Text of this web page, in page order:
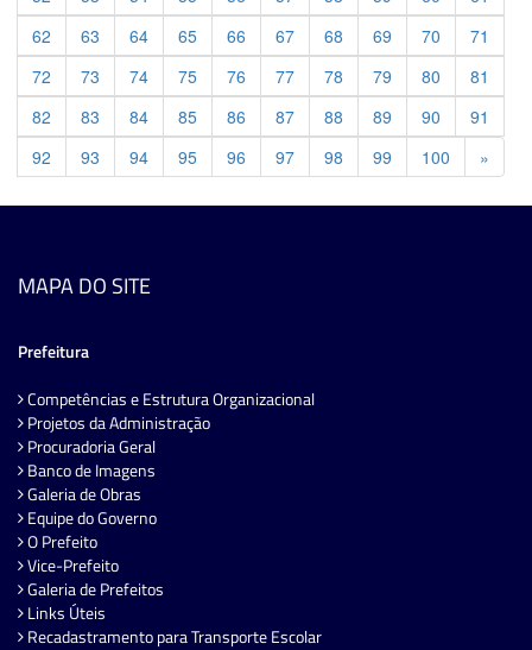
62
63 64 65 66 67 68 69 70
71
72
73 74 75 76 77 78 79 80
81
82
83 84 85 86 87 88 89 90
91
92
93 94 95 96 97 98 99 100 »
MAPA DO SITE
Prefeitura
Competências e Estrutura Organizacional
Projetos da Administração
Procuradoria Geral
Banco de Imagens
Galeria de Obras
Equipe do Governo
O Prefeito
Vice-Prefeito
Galeria de Prefeitos
Links Úteis
Recadastramento para Transporte Escolar